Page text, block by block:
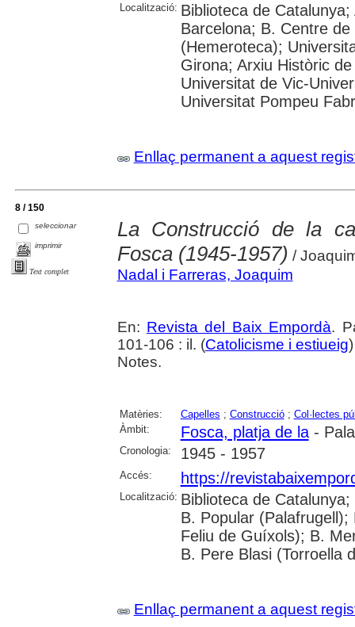
Localització: Biblioteca de
Barcelona; B. Centre
(Hemeroteca);
Girona; Arxiu Històric
Universitat de Vic-
Universitat Pompeu
Enllaç permanent a aquest
8 / 150
seleccionar
imprimir
Text complet
La Construcció de la
Fosca (1945-1957) /
Nadal i Farreras, Joaquim
En: Revista del Baix Empordà.
101-106 : il. (Catolicisme i estiueig
Notes.
Matèries: Capelles ; Construcció; Col·lectes
Àmbit:
Fosca, platja de la-
Cronologia: 1945 - 1957
Accés: https://
Localització: Biblioteca de
B. Popular
Feliu de Guíxols); B.
B. Pere Blasi (Torroella
Enllaç permanent a aquest